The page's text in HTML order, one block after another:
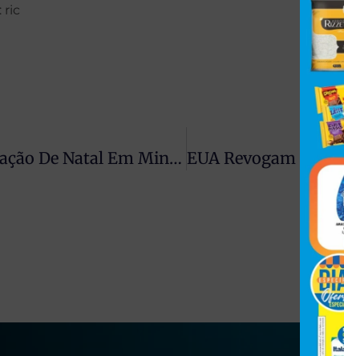
ric
Calcinha Gigante Iluminada Vira Atração De Natal Em Minas Gerais